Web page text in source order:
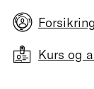
Kurs og